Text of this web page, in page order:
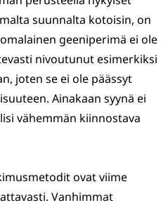
suunnalta kotoisin, on
geeniperimä ei ole
nivoutunut esimerkiksi
joten se ei ole päässyt
Ainakaan syynä ei
vähemmän kiinnostava
ovat viime
Vanhimmat